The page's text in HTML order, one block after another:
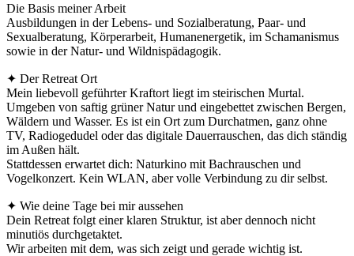
Die Basis meiner Arbeit
Ausbildungen in der Lebens- und Sozialberatung, Paar- und
Sexualberatung, Körperarbeit, Humanenergetik, im Schamanismus
sowie in der Natur- und Wildnispädagogik.
✦ Der Retreat Ort
Mein liebevoll geführter Kraftort liegt im steirischen Murtal.
Umgeben von saftig grüner Natur und eingebettet zwischen Bergen,
Wäldern und Wasser. Es ist ein Ort zum Durchatmen, ganz ohne
TV, Radiogedudel oder das digitale Dauerrauschen, das dich ständig
im Außen hält.
Stattdessen erwartet dich: Naturkino mit Bachrauschen und
Vogelkonzert. Kein WLAN, aber volle Verbindung zu dir selbst.
✦ Wie deine Tage bei mir aussehen
Dein Retreat folgt einer klaren Struktur, ist aber dennoch nicht
minutiös durchgetaktet.
Wir arbeiten mit dem, was sich zeigt und gerade wichtig ist.